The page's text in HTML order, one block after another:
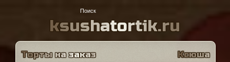
ksushatortik.ru
Торты на заказ Ксюша